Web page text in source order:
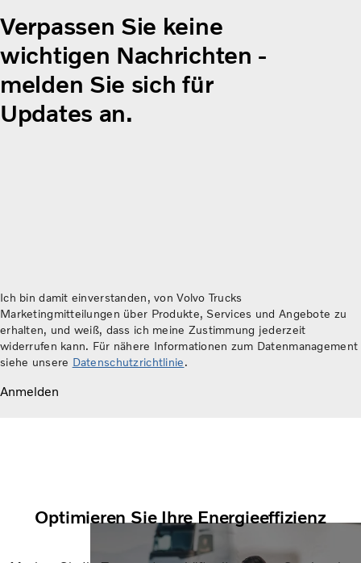
Verpassen Sie keine
wichtigen Nachrichten -
melden Sie sich für
Updates an.
Ich bin damit einverstanden, von Volvo Trucks
Marketingmitteilungen über Produkte, Services und Angebote zu
erhalten, und weiß, dass ich meine Zustimmung jederzeit
widerrufen kann. Für nähere Informationen zum Datenmanagement
siehe unsere Datenschutzrichtlinie.
Anmelden
Optimieren Sie Ihre Energieeffizienz